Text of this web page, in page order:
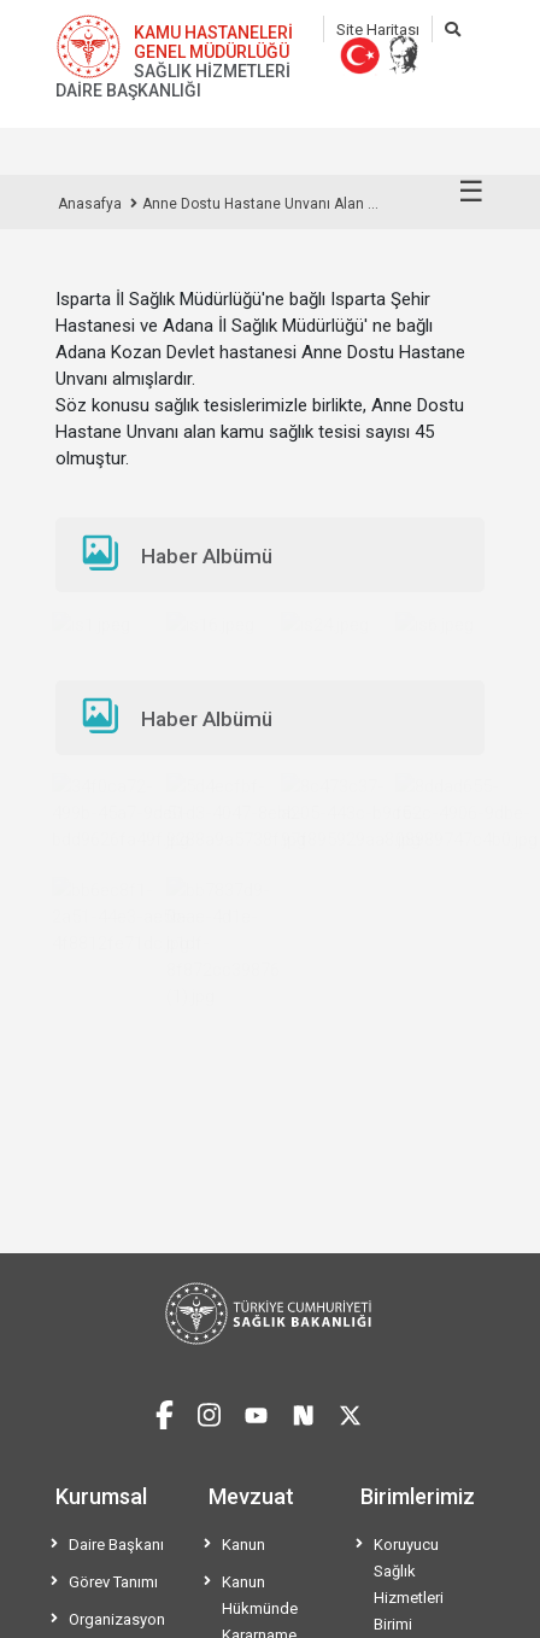
KAMU HASTANELERİ
GENEL MÜDÜRLÜĞÜ
SAĞLIK HİZMETLERİ
DAİRE BAŞKANLIĞI
Site Haritası
☰
Anasafya Anne Dostu Hastane Unvanı Alan ...
Isparta İl Sağlık Müdürlüğü'ne bağlı Isparta Şehir
Hastanesi ve Adana İl Sağlık Müdürlüğü' ne bağlı
Adana Kozan Devlet hastanesi Anne Dostu Hastane
Unvanı almışlardır.
Söz konusu sağlık tesislerimizle birlikte, Anne Dostu
Hastane Unvanı alan kamu sağlık tesisi sayısı 45
olmuştur.
Haber Albümü
Haber Albümü
Kurumsal
Daire Başkanı
Görev Tanımı
Organizasyon
Mevzuat
Kanun
Kanun
Hükmünde
Birimlerimiz
Koruyucu
Sağlık
Hizmetleri
Birimi